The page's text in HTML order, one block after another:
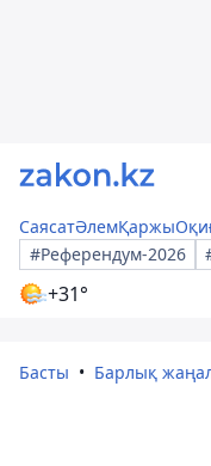
СаясатӘлемҚаржы
#Референдум-2026
+31°
Басты Барлық